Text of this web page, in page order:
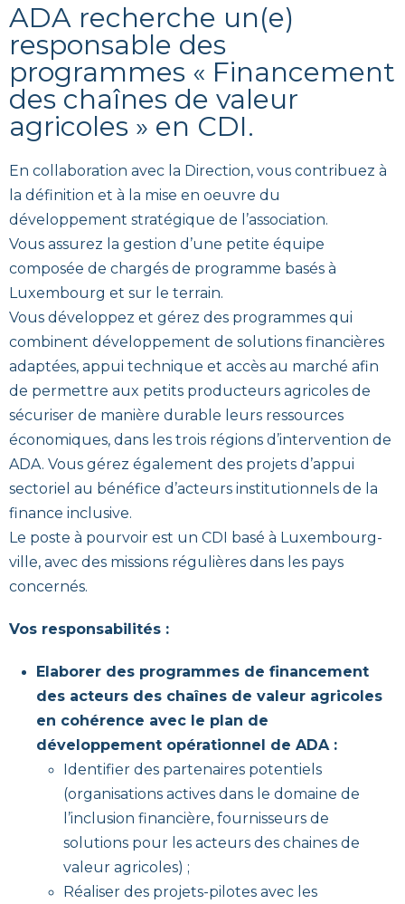
ADA recherche un(e)
responsable des
programmes « Financement
des chaînes de valeur
agricoles » en CDI.
En collaboration avec la Direction, vous contribuez à
la définition et à la mise en oeuvre du
développement stratégique de l’association.
Vous assurez la gestion d’une petite équipe
composée de chargés de programme basés à
Luxembourg et sur le terrain.
Vous développez et gérez des programmes qui
combinent développement de solutions financières
adaptées, appui technique et accès au marché afin
de permettre aux petits producteurs agricoles de
sécuriser de manière durable leurs ressources
économiques, dans les trois régions d’intervention de
ADA. Vous gérez également des projets d’appui
sectoriel au bénéfice d’acteurs institutionnels de la
finance inclusive.
Le poste à pourvoir est un CDI basé à Luxembourg-
ville, avec des missions régulières dans les pays
concernés.
Vos responsabilités :
Elaborer des programmes de financement
des acteurs des chaînes de valeur agricoles
en cohérence avec le plan de
développement opérationnel de ADA :
Identifier des partenaires potentiels
(organisations actives dans le domaine de
l’inclusion financière, fournisseurs de
solutions pour les acteurs des chaines de
valeur agricoles) ;
Réaliser des projets-pilotes avec les